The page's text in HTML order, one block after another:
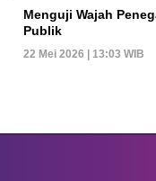
Menguji Wajah
Publik
22 Mei 2026 | 13:03 WIB